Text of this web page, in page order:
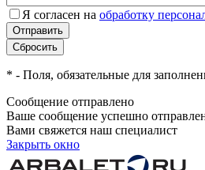
Я согласен на обработку
* - Поля, обязательные для
Сообщение отправлено
Ваше сообщение успешно
Вами свяжется наш специалист
Закрыть окно